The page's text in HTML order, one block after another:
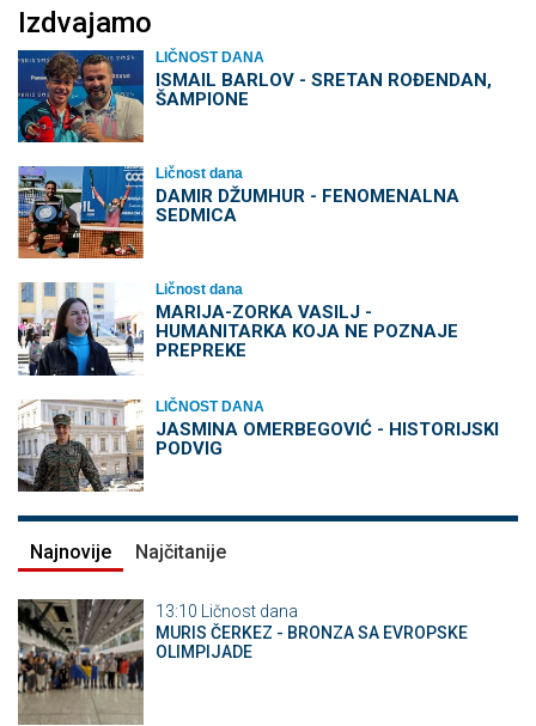
Izdvajamo
LIČNOST DANA
ISMAIL BARLOV - SRETAN ROĐENDAN,
ŠAMPIONE
Ličnost dana
DAMIR DŽUMHUR - FENOMENALNA
SEDMICA
Ličnost dana
MARIJA-ZORKA VASILJ -
HUMANITARKA KOJA NE POZNAJE
PREPREKE
LIČNOST DANA
JASMINA OMERBEGOVIĆ - HISTORIJSKI
PODVIG
Najnovije Najčitanije
13:10
Ličnost dana
MURIS ČERKEZ - BRONZA SA EVROPSKE
OLIMPIJADE